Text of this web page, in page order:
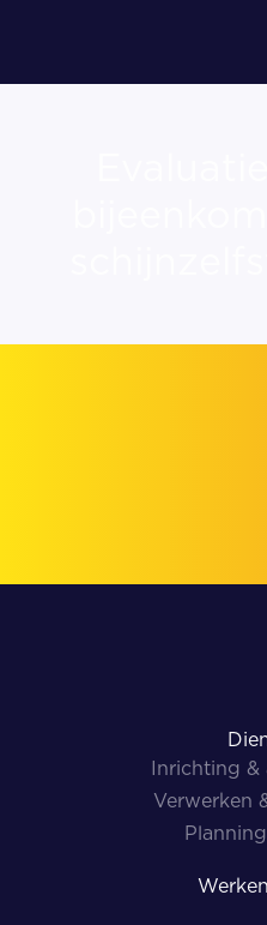
Inrichting &
Verwerken